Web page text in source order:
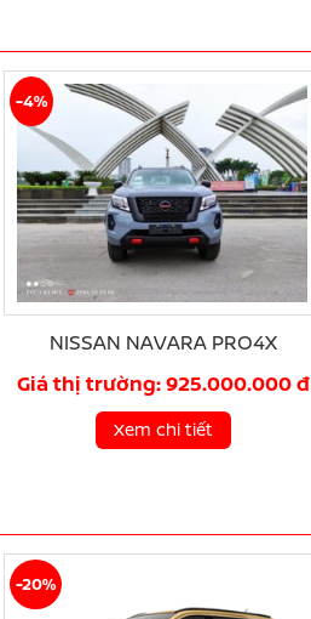
NISSAN NAVARA PRO4X
Giá thị trường: 925.000.000 đ
-4%
Xem chi tiết
-20%